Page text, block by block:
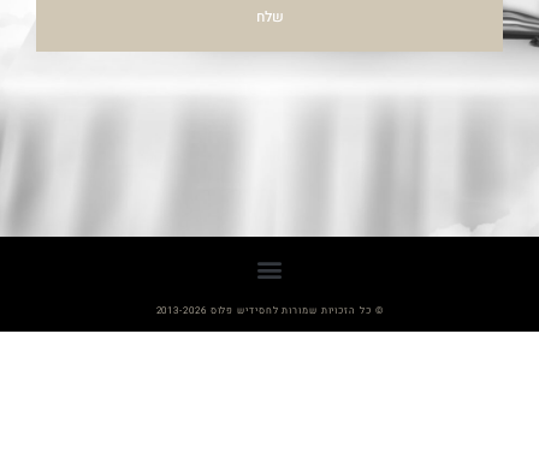
שלח
© כל הזכויות שמורות לחסידיש פלוס 2013-2026